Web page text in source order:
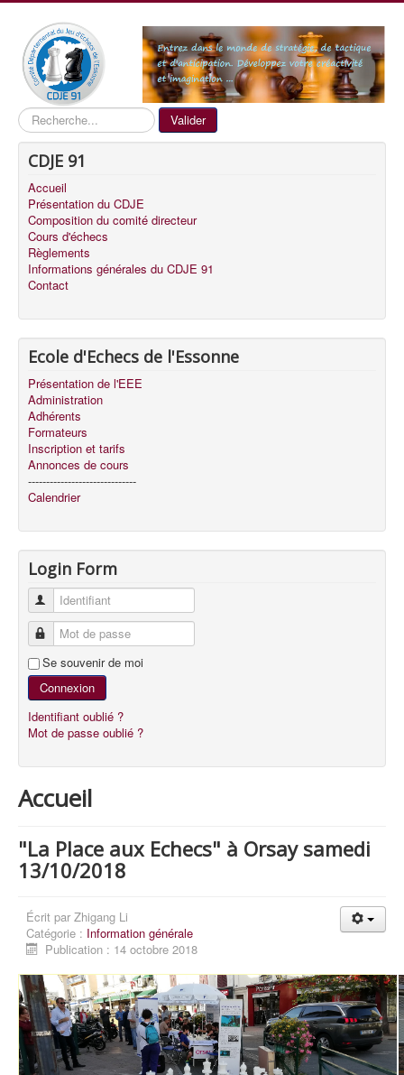
Recherche Valider
CDJE 91
Accueil
Présentation du CDJE
Composition du comité directeur
Cours d'échecs
Règlements
Informations générales du CDJE 91
Contact
Ecole d'Echecs de l'Essonne
Présentation de l'EEE
Administration
Adhérents
Formateurs
Inscription et tarifs
Annonces de cours
------------------------------
Calendrier
Login Form
Identifiant
Mot de passe
Se souvenir de moi
Connexion
Identifiant oublié ?
Mot de passe oublié ?
Accueil
"La Place aux Echecs" à Orsay samedi
13/10/2018
Écrit par Zhigang Li
Catégorie : Information générale
Publication : 14 octobre 2018